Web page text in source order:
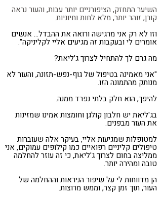
השיער התחזק, הציפורניים יותר עבות, והעור נראה
קורן, זוהר יותר, מלא לחות וחיוניות.
וזו לא רק אני מרגישה ורואה את ההבדל… אנשים
אומרים לי ובעקבות זה מגיעים אליי לקליניקה".
מה גרם לך להתחיל לצרוך ג'ליאת?
"אני מאמינה בטיפול של גוף-נפש-תזונה, והעור לא
מנותק מהתמונה הזו.
להיפך, הוא חלק בלתי נפרד ממנה.
בג'ליאת יש חלבון קולגן וחומצות אמינו שמזינות
את העור מבפנים.
למטופלות שמגיעות אליי, בעיקר אלה שעוברות
טיפולים קליניים רפואיים כמו קילופים עמוקים, אני
ממליצה בחום לצרוך ג'ליאת, כי זה עוזר להחלמה
טובה ומהירה יותר.
הן מדווחות לי על שיפור הניראות וההחלמה של
העור, תוך זמן קצר, וממש מרוצות.